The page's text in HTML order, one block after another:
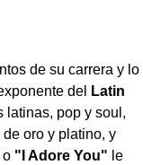
de su carrera y lo
del
Latin
latinas, pop y soul,
oro y platino, y
o "I Adore You" le